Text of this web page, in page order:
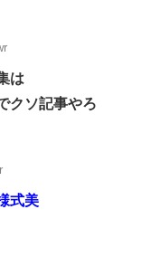
は
クソ記事やろ
式美